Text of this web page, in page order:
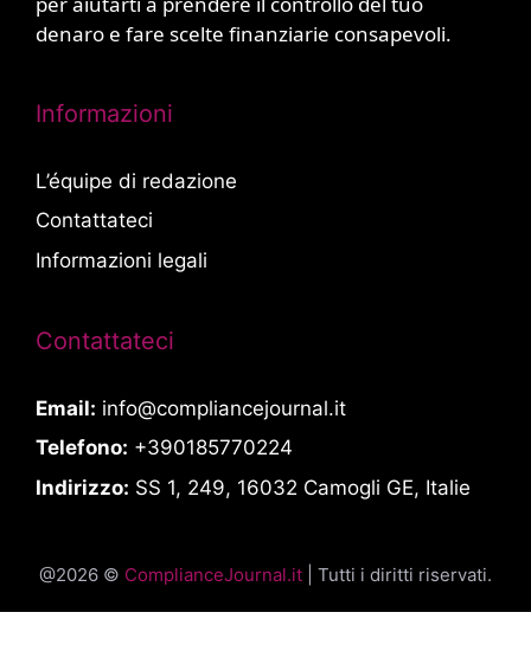
denaro e fare scelte finanziarie consapevoli.
Informazioni
L’équipe di redazione
Contattateci
Informazioni legali
Contattateci
Email: info@compliancejournal.it
Telefono: +390185770224
Indirizzo: SS 1, 249, 16032 Camogli GE, Italie
@2026 © ComplianceJournal.it | Tutti i diritti riservati.